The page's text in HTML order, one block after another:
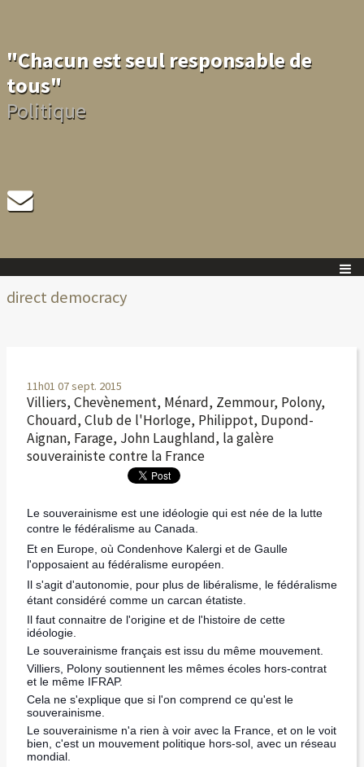
"Chacun est seul responsable de
tous"
Politique
direct democracy
11h01 07sept. 2015
Villiers, Chevènement, Ménard, Zemmour, Polony,
Chouard, Club de l'Horloge, Philippot, Dupond-
Aignan, Farage, John Laughland, la galère
souverainiste contre la France
Le souverainisme est une idéologie qui est née de la lutte
contre le fédéralisme au Canada.
Et en Europe, où Condenhove Kalergi et de Gaulle
l'opposaient au fédéralisme européen.
Il s'agit d'autonomie, pour plus de libéralisme, le fédéralisme
étant considéré comme un carcan étatiste.
Il faut connaitre de l'origine et de l'histoire de cette
idéologie.
Le souverainisme français est issu du même mouvement.
Villiers, Polony soutiennent les mêmes écoles hors-contrat
et le même IFRAP.
Cela ne s'explique que si l'on comprend ce qu'est le
souverainisme.
Le souverainisme n'a rien à voir avec la France, et on le voit
bien, c'est un mouvement politique hors-sol, avec un réseau
mondial.